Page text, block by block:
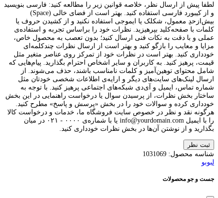
لطفا پیش از ارسال نظر، خلاصه قوانین زیر را مطالعه کنید: فارسی بنویسید
و از کیبورد فارسی استفاده کنید. بهتر است از فضای خالی (Space)
بیش‌از‌حدِ معمول، شکلک یا ایموجی استفاده نکنید و از کشیدن حروف یا
کلمات با صفحه‌کلید بپرهیزید. نظرات خود را براساس تجربه و استفاده‌ی
عملی و با دقت به نکات فنی ارسال کنید؛ بدون تعصب به محصول خاص،
مزایا و معایب را بازگو کنید و بهتر است از ارسال نظرات چندکلمه‌‌ای
خودداری کنید. بهتر است در نظرات خود از تمرکز روی عناصر متغیر مثل
قیمت، پرهیز کنید. به کاربران و سایر اشخاص احترام بگذارید. پیام‌هایی که
شامل محتوای توهین‌آمیز و کلمات نامناسب باشند، حذف می‌شوند. از
ارسال لینک‌های سایت‌های دیگر و ارایه‌ی اطلاعات شخصی خودتان مثل
شماره تماس، ایمیل و آی‌دی شبکه‌های اجتماعی پرهیز کنید. با توجه به
ساختار بخش نظرات، از پرسیدن سوال یا درخواست راهنمایی در این بخش
خودداری کرده و سوالات خود را در بخش «پرسش و پاسخ» مطرح کنید.
هرگونه نقد و نظر در خصوص سایت فروشگاه ما، خدمات و درخواست کالا
را با ایمیل info@yourdomain.com یا با شماره‌ی ۰۰۰۰ - ۰۲۱ در میان
بگذارید و از نوشتن آن‌ها در بخش نظرات خودداری کنید.
ثبت نظر
شناسه محصول: 1031069
لبوبو
جست و جو محصولات